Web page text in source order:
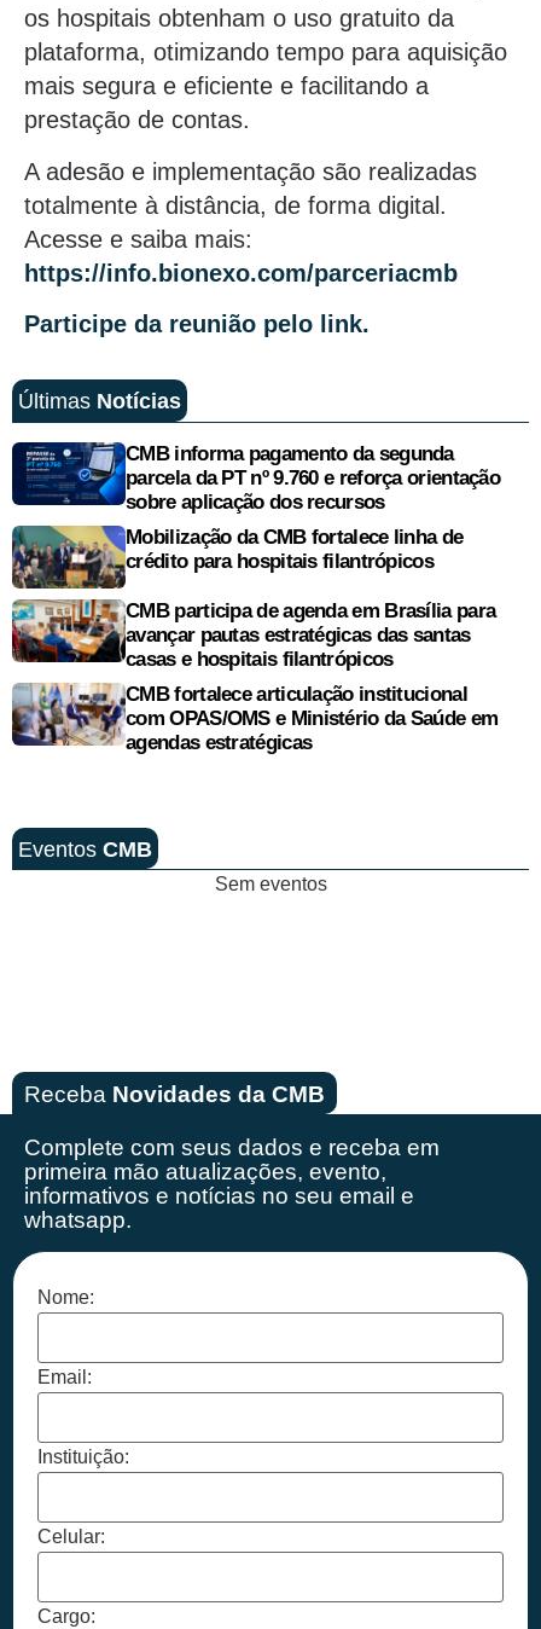
os hospitais obtenham o uso gratuito da
plataforma, otimizando tempo para aquisição
mais segura e eficiente e facilitando a
prestação de contas.
A adesão e implementação são realizadas
totalmente à distância, de forma digital.
Acesse e saiba mais:
https://info.bionexo.com/parceriacmb
Participe da reunião pelo link.
Últimas Notícias
CMB informa pagamento da segunda
parcela da PT nº 9.760 e reforça orientação
sobre aplicação dos recursos
Mobilização da CMB fortalece linha de
crédito para hospitais filantrópicos
CMB participa de agenda em Brasília para
avançar pautas estratégicas das santas
casas e hospitais filantrópicos
CMB fortalece articulação institucional
com OPAS/OMS e Ministério da Saúde em
agendas estratégicas
Eventos CMB
Sem eventos
Receba Novidades da CMB
Complete com seus dados e receba em
primeira mão atualizações, evento,
informativos e notícias no seu email e
whatsapp.
Nome:
Email:
Instituição:
Celular:
Cargo: